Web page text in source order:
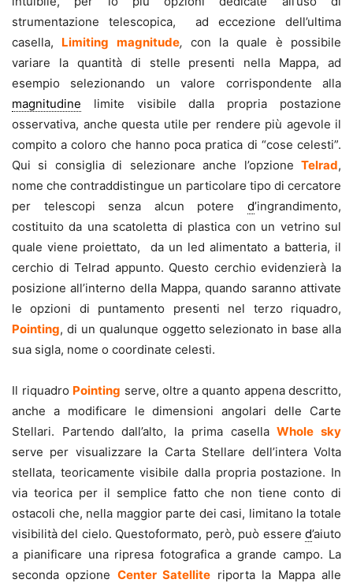
strumentazione telescopica, ad eccezione dell’ultima
casella, Limiting magnitude, con
la quale è possibile
variare la quantità di stelle presenti nella Mappa, ad
esempio selezionando un valore corrispondente alla
magnitudine limite visibile dalla propria postazione
osservativa, anche questa utile per rendere più agevole il
compito a coloro che hanno poca pratica di “cose celesti”.
Qui si consiglia di selezionare anche l’opzione Telrad,
nome che contraddistingue un particolare tipo di cercatore
per telescopi senza alcun potere d’ingrandimento,
costituito da una scatoletta di plastica con un vetrino sul
quale viene proiettato, da un led alimentato a batteria, il
cerchio di Telrad appunto. Questo cerchio evidenzierà la
posizione all’interno della Mappa, quando saranno attivate
le opzioni di puntamento presenti nel terzo riquadro,
Pointing, di un qualunque oggetto selezionato in base alla
sua sigla, nome o coordinate celesti.
Il riquadro Pointing serve, oltre a quanto appena descritto,
anche a modificare le dimensioni angolari delle Carte
Stellari. Partendo dall’alto, la prima casellaWhole sky
serve per visualizzare la Carta Stellare dell’intera Volta
stellata, teoricamente visibile dalla propria postazione. In
via teorica per il semplice fatto che non tiene conto di
ostacoli che, nella maggior parte dei casi, limitano la totale
visibilità del cielo. Questoformato, però, può essere d’aiuto
a pianificare una ripresa fotografica a grande campo. La
seconda opzione Center Satellite riporta la Mappa alle